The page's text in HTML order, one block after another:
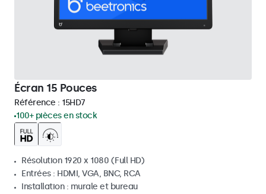
Écran 15 Pouces
Référence : 15HD7
100+ pièces en stock
Résolution 1920 x 1080 (Full HD)
Entrées : HDMI, VGA, BNC, RCA
Installation : murale et bureau